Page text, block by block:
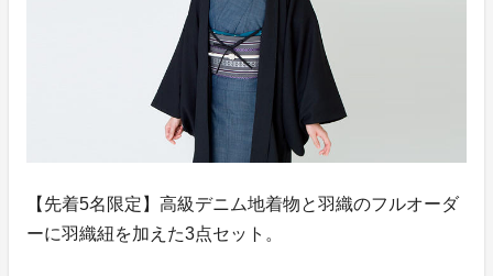
【先着5名限定】高級デニム地着物と羽織のフルオーダ
ーに羽織紐を加えた3点セット。